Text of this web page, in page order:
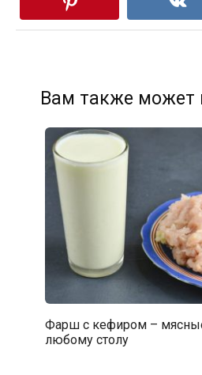
Вам также может
Фарш с кефиром –
любому столу